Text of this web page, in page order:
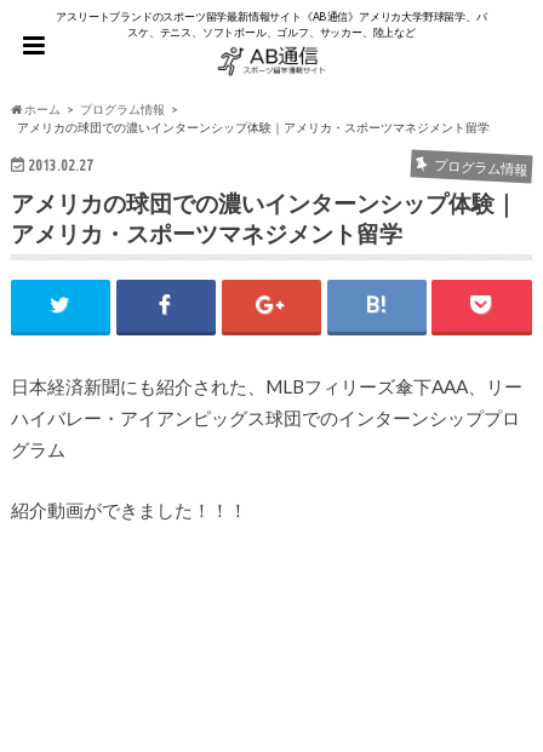
アスリートブランドのスポーツ留学最新情報サイト《AB通信》アメリカ大学野球留学、バ
スケ、テニス、ソフトボール、ゴルフ、サッカー、陸上など
ホーム
プログラム情報
アメリカの球団での濃いインターンシップ体験｜アメリカ・スポーツマネジメント留学
2013.02.27 プログラム情報
アメリカの球団での濃いインターンシップ体験｜
アメリカ・スポーツマネジメント留学
日本経済新聞にも紹介された、MLBフィリーズ傘下AAA、リー
ハイバレー・アイアンピッグス球団でのインターンシッププロ
グラム
紹介動画ができました！！！